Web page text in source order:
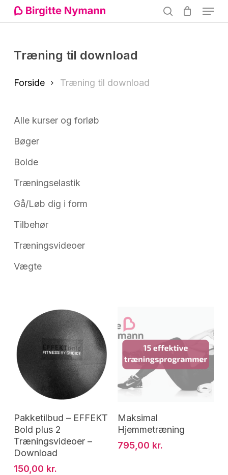
Skip
to
content
search
Menu
Træning til download
Forside Træning til download
Alle kurser og forløb
Bøger
Bolde
Træningselastik
Gå/Løb dig i form
Tilbehør
Træningsvideoer
Vægte
Tilføj Til Kurv
Pakketilbud – EFFEKT
Bold plus 2
Træningsvideoer –
Download
150,00 kr.
Tilføj Til Kurv
Maksimal
Hjemmetræning
795,00 kr.